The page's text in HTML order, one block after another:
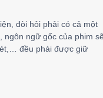
đòi hỏi phải có cả một
ngôn ngữ gốc của phim sẽ
đều phải được giữ